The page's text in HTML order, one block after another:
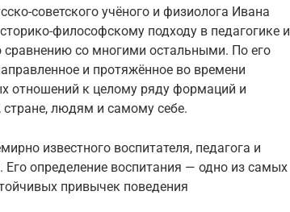
советского учёного и физиолога Ивана
философскому подходу в педагогике и
сравнению со многими остальными. По его
и протяжённое во времени
отношений к целому ряду формаций и
людям и самому себе.
известного воспитателя, педагога и
определение воспитания — одно из самых
привычек поведения